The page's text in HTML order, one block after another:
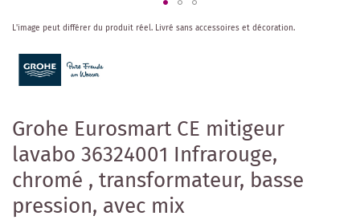
Grohe Eurosmart CE mitigeur
lavabo 36324001 Infrarouge,
chromé , transformateur, basse
pression, avec mix
Skip
the
beginning
of
images
gallery
L'image peut différer du produit réel. Livré sans accessoires et décoration.